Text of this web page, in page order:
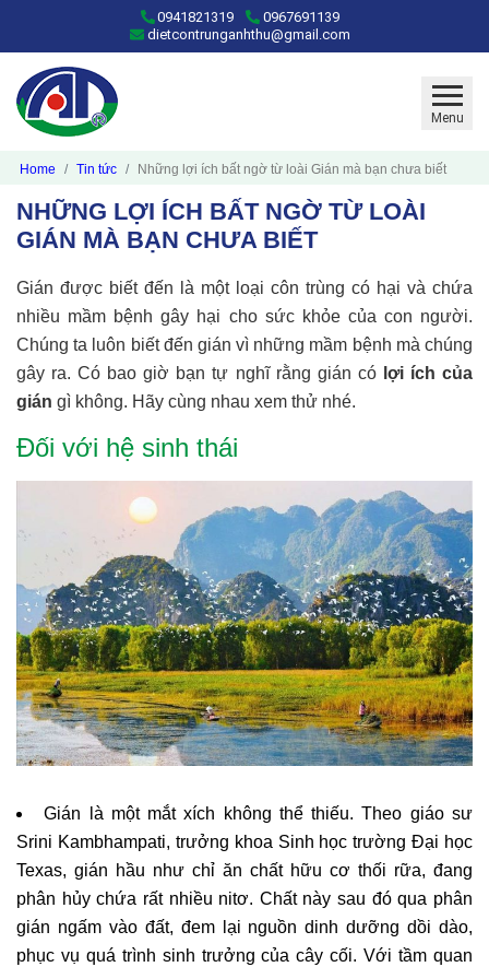
0941821319
0967691139
dietcontrunganhthu@gmail.com
Menu
Home Tin tức Những lợi ích bất ngờ từ loài Gián mà bạn chưa biết
NHỮNG LỢI ÍCH BẤT NGỜ TỪ LOÀI
GIÁN MÀ BẠN CHƯA BIẾT
Gián được biết đến là một loại côn trùng có hại và chứa
nhiều mầm bệnh gây hại cho sức khỏe của con người.
Chúng ta luôn biết đến gián vì những mầm bệnh mà chúng
gây ra. Có bao giờ bạn tự nghĩ rằng gián có lợi ích của
gián gì không. Hãy cùng nhau xem thử nhé.
Đối với hệ sinh thái
Gián là một mắt xích không thể thiếu. Theo giáo sư
Srini Kambhampati, trưởng khoa Sinh học trường Đại học
Texas, gián hầu như chỉ ăn chất hữu cơ thối rữa, đang
phân hủy chứa rất nhiều nitơ. Chất này sau đó qua phân
gián ngấm vào đất, đem lại nguồn dinh dưỡng dồi dào,
phục vụ quá trình sinh trưởng của cây cối. Với tầm quan